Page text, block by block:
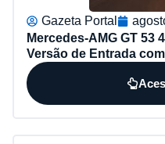
Gazeta Portal
Mercedes-AMG GT 53
Versão de Entrada